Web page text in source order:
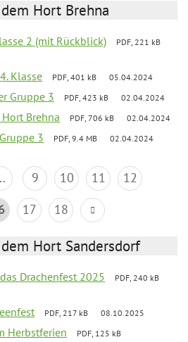
Hort Brehna
2 (mit Rückblick)
PDF, 221 kB
Klasse PDF, 401 kB 05.04.2024
Gruppe 3 PDF, 423 kB 02.04.2024
Brehna PDF, 706 kB 02.04.2024
3 PDF, 9.4 MB 02.04.2024
9 10 11
12
17 18
Hort Sandersdorf
Drachenfest 2025
PDF, 240 kB
PDF, 217 kB 08.10.2025
Herbstferien
PDF, 125 kB